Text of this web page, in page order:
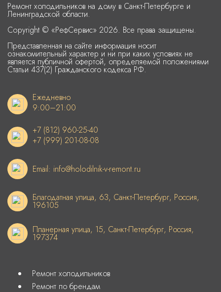
Ремонт холодильников на дому в Санкт-Петербурге и
Ленинградской области.
Copyright © «РефСервис» 2026. Все права защищены.
Представленная на сайте информация носит
ознакомительный характер и ни при каких условиях не
является публичной офертой, определяемой положениями
Статьи 437(2) Гражданского кодекса РФ.
Ежедневно
9:00–21:00
+7 (812) 960-25-40
+7 (999) 201-08-08
Email: info@holodilnik-v-remont.ru
Благодатная улица, 63, Санкт-Петербург, Россия,
196105
Планерная улица, 15, Санкт-Петербург, Россия,
197374
Ремонт холодильников
Ремонт по брендам